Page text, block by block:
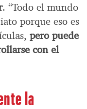
. “Todo el mundo
porque eso es
pero puede
con el
la